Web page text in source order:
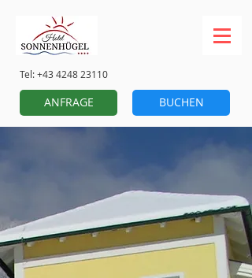
Tel:+43 4248 23110
ANFRAGE BUCHEN